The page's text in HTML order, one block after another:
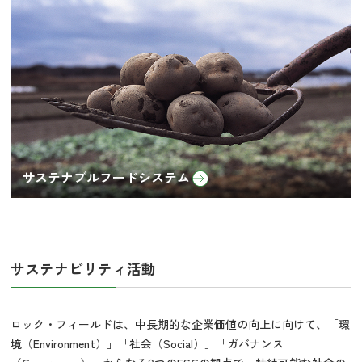
サステナブルフードシステム
サステナビリティ活動
ロック・フィールドは、中長期的な企業価値の向上に向けて、「環
境（Environment）」「社会（Social）」「ガバナンス